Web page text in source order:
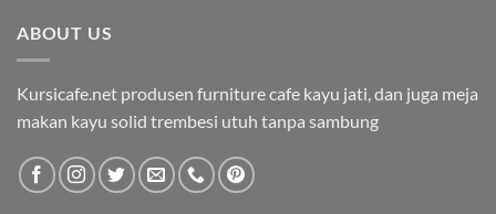
ABOUT US
Kursicafe.net produsen furniture cafe kayu jati, dan juga meja
makan kayu solid trembesi utuh tanpa sambung